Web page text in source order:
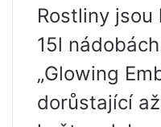
Rostliny
15l
„Glowing
dorůstající